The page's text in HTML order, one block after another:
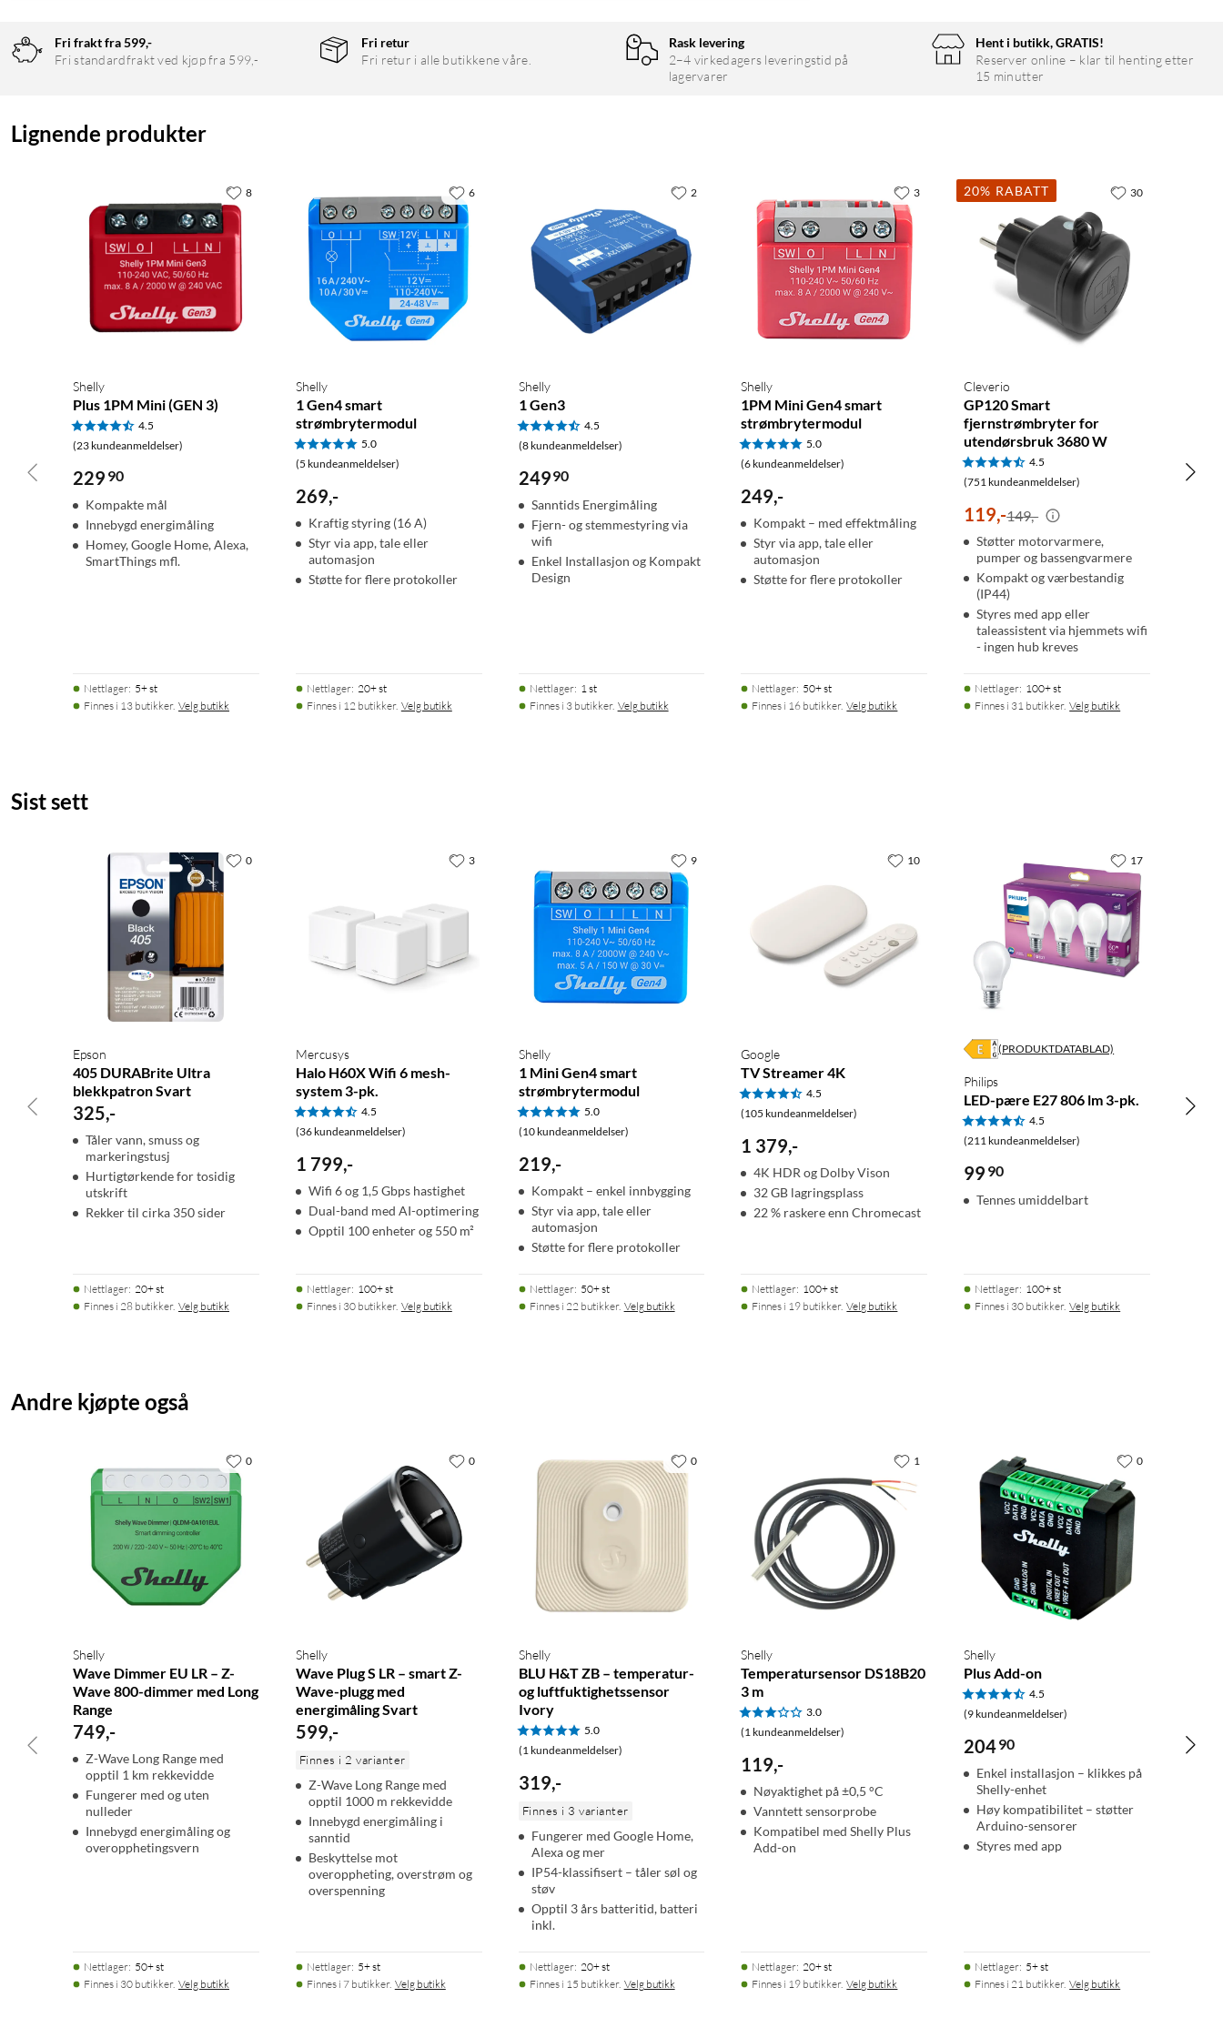
Stabil rekkevidde med Z-Wave Long Range
Takket være SmartStart holder det å skanne QR-koden på enheten for å legge den til i Z-Wave-nettverket ditt. Modulen støtter
både tradisjonelle strømbrytere og trykknapper, og er beskyttet av S2-autentisering for høy sikkerhet.
Spesifikasjoner
Strømforsyning: 110–240 V (AC), 50/60 Hz
Maks bryterstrøm: 8 A
Maks brytereffekt: 2000 W
Z-Wave-frekvens: 864 MHz (ZWLR) / 868,4 MHz (Z-Wave Plus)
Chipset: Z-Wave 800-serien
Mål: 29 × 35 × 16 mm
Driftstemperatur: -20 til 40 °C
Luftfuktighet: 30–70 % RH
1 × Shelly Wave 1PM Mini LR
Fri frakt fra 599,-
Fri standardfrakt ved kjøp fra 599,-
Fri retur
Fri retur i alle butikkene våre.
Rask levering
2–4 virkedagers leveringstid på
lagervarer
Hent i butikk, GRATIS!
Reserver online – klar til henting etter
15 minutter
Lignende produkter
Shelly
Plus 1PM Mini (GEN 3)
4.5
(23 kundeanmeldelser)
229 90
Kompakte mål
Innebygd energimåling
Homey, Google Home, Alexa,
SmartThings mfl.
Nettlager: 5+ st
Finnes i 13 butikker. Velg butikk
8
Shelly
1 Gen4 smart
strømbrytermodul
5.0
(5 kundeanmeldelser)
269,-
Kraftig styring (16 A)
Styr via app, tale eller
automasjon
Støtte for flere protokoller
Nettlager: 20+ st
Finnes i 12 butikker. Velg butikk
6
Shelly
1 Gen3
4.5
(8 kundeanmeldelser)
24990
Sanntids Energimåling
Fjern- og stemmestyring via
wifi
Enkel Installasjon og Kompakt
Design
Nettlager: 1 st
Finnes i 3 butikker. Velg butikk
2
Shelly
1PM Mini Gen4 smart
strømbrytermodul
5.0
(6 kundeanmeldelser)
249,-
Kompakt – med effektmåling
Styr via app, tale eller
automasjon
Støtte for flere protokoller
Nettlager: 50+ st
Finnes i 16 butikker. Velg butikk
3 20% RABATT
Cleverio
GP120 Smart
fjernstrømbryter for
utendørsbruk 3680 W
4.5
(751 kundeanmeldelser)
119,-149,-
Støtter motorvarmere,
pumper og bassengvarmere
Kompakt og værbestandig
(IP44)
Styres med app eller
taleassistent via hjemmets wifi
- ingen hub kreves
Nettlager: 100+ st
Finnes i 31 butikker. Velg butikk
30
Sist sett
Epson
405 DURABrite Ultra
blekkpatron Svart
325,-
Tåler vann, smuss og
markeringstusj
Hurtigtørkende for tosidig
utskrift
Rekker til cirka 350 sider
Nettlager: 20+ st
Finnes i 28 butikker. Velg butikk
0
Mercusys
Halo H60X Wifi 6 mesh-
system 3-pk.
4.5
(36 kundeanmeldelser)
1 799,-
Wifi 6 og 1,5 Gbps hastighet
Dual-band med AI-optimering
Opptil 100 enheter og 550 m²
Nettlager: 100+ st
Finnes i 30 butikker. Velg butikk
3
Shelly
1 Mini Gen4 smart
strømbrytermodul
5.0
(10 kundeanmeldelser)
219,-
Kompakt – enkel innbygging
Styr via app, tale eller
automasjon
Støtte for flere protokoller
Nettlager: 50+ st
Finnes i 22 butikker. Velg butikk
9
Google
TV Streamer 4K
4.5
(105 kundeanmeldelser)
1 379,-
4K HDR og Dolby Vison
32 GB lagringsplass
22 % raskere enn Chromecast
Nettlager: 100+ st
Finnes i 19 butikker. Velg butikk
10
(PRODUKTDATABLAD)
Philips
LED-pære E27 806 lm 3-pk.
4.5
(211 kundeanmeldelser)
99 90
Tennes umiddelbart
Nettlager: 100+ st
Finnes i 30 butikker. Velg butikk
17
Andre kjøpte også
Shelly
Wave Dimmer EU LR – Z-
Wave 800-dimmer med Long
Range
749,-
Z-Wave Long Range med
opptil 1 km rekkevidde
Fungerer med og uten
nulleder
Innebygd energimåling og
overopphetingsvern
Nettlager: 50+ st
Finnes i 30 butikker. Velg butikk
0
Shelly
Wave Plug S LR – smart Z-
Wave-plugg med
energimåling Svart
599,-
Finnes i 2 varianter
Z-Wave Long Range med
opptil 1000 m rekkevidde
Innebygd energimåling i
sanntid
Beskyttelse mot
overoppheting, overstrøm og
overspenning
Nettlager: 5+ st
Finnes i 7 butikker. Velg butikk
0
Shelly
BLU H&T ZB – temperatur-
og luftfuktighetssensor
Ivory
5.0
(1 kundeanmeldelser)
319,-
Finnes i 3 varianter
Fungerer med Google Home,
Alexa og mer
IP54-klassifisert – tåler søl og
støv
Opptil 3 års batteritid, batteri
inkl.
Nettlager: 20+ st
Finnes i 15 butikker. Velg butikk
0
Shelly
Temperatursensor DS18B20
3 m
3.0
(1 kundeanmeldelser)
119,-
Nøyaktighet på ±0,5 °C
Vanntett sensorprobe
Kompatibel med Shelly Plus
Add-on
Nettlager: 20+ st
Finnes i 19 butikker. Velg butikk
1
Shelly
Plus Add-on
4.5
(9 kundeanmeldelser)
20490
Enkel installasjon – klikkes på
Shelly-enhet
Høy kompatibilitet – støtter
Arduino-sensorer
Styres med app
Nettlager: 5+ st
Finnes i 21 butikker. Velg butikk
0